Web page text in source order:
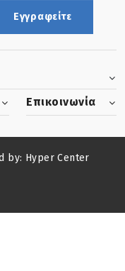
Εγγραφείτε
Επικοινωνία
by: Hyper Center